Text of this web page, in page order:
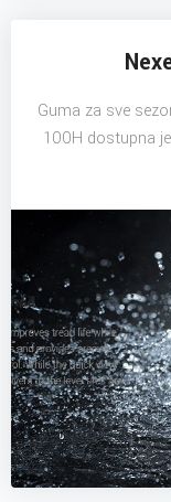
Guma za sve
100H dostupna